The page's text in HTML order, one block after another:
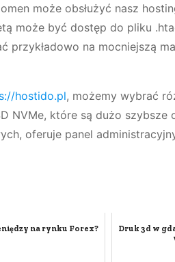
może obsłużyć nasz
może być dostęp do pliku
przykładowo na mocniejszą
hostido.pl, możemy wybrać
NVMe, które są dużo
oferuje panel
na rynku Forex?
Druk 3d w